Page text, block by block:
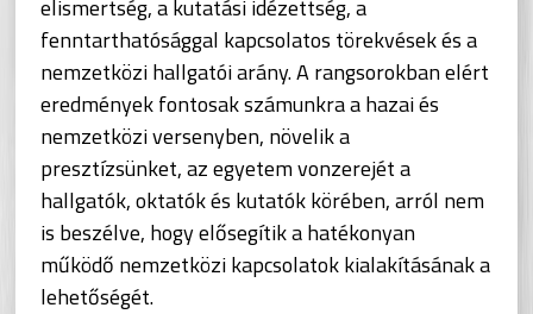
elismertség, a kutatási idézettség, a
fenntarthatósággal kapcsolatos törekvések és a
nemzetközi hallgatói arány. A rangsorokban elért
eredmények fontosak számunkra a hazai és
nemzetközi versenyben, növelik a
presztízsünket, az egyetem vonzerejét a
hallgatók, oktatók és kutatók körében, arról nem
is beszélve, hogy elősegítik a hatékonyan
működő nemzetközi kapcsolatok kialakításának a
lehetőségét.